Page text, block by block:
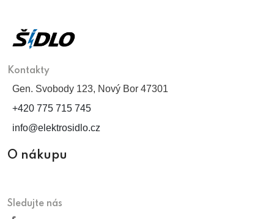
Kontakty
Gen. Svobody 123, Nový Bor 47301
+420 775 715 745
info@elektrosidlo.cz
O nákupu
Sledujte nás